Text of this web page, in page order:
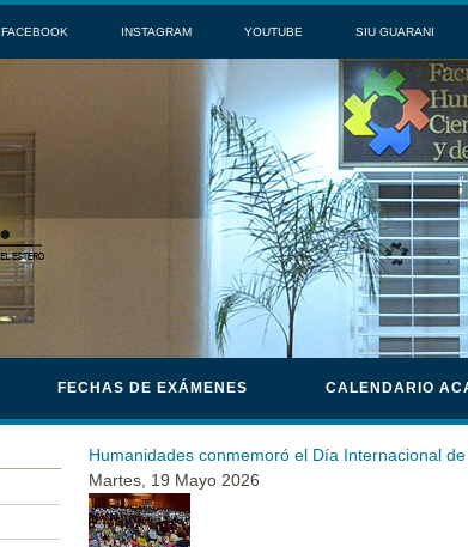
FACEBOOK INSTAGRAM YOUTUBE SIU GUARANI
FECHAS DE EXÁMENES CALENDARIO
Humanidades conmemoró el Día Internacional
Martes, 19 Mayo 2026